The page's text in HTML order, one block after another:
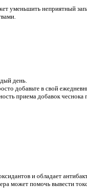
уменьшить неприятный
день.
добавьте в свой
приема добавок чеснока
и обладает
может помочь вывести